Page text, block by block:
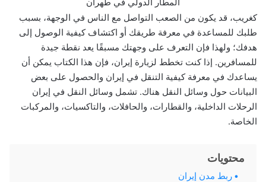
كغريب، قد يكون من الصعب التواصل مع الناس في الوجهة، بسبب
طلبك للمساعدة في معرفة طريقك أو اكتشاف كيفية الوصول إلى
هدفك؛ ولهذا فإن التعرف على وجهتك مسبقًا يعد نقطة جيدة
للمسافرين. إذا كنت تخطط لزيارة إيران، فإن هذا الكتاب يمكن أن
يساعدك في معرفة كيفية التنقل في إيران والحصول على بعض
البيانات حول وسائل النقل هناك. تشمل وسائل النقل في إيران
الرحلات الداخلية، والقطارات، والحافلات، والتاكسيات، والمركبات
الخاصة.
محتويات
ربط مدن إيران